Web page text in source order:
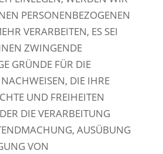
PERSONENBEZOGENEN
VERARBEITEN, ES SEI
ZWINGENDE
GRÜNDE FÜR DIE
DIE IHRE
UND FREIHEITEN
DIE VERARBEITUNG
AUSÜBUNG
VON